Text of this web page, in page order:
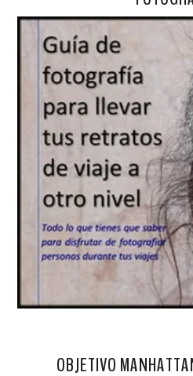
OBJETIVO